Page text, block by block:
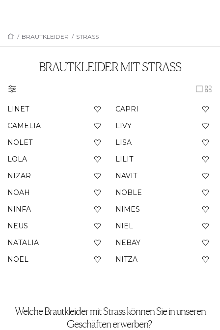
/ BRAUTKLEIDER / STRASS
BRAUTKLEIDER MIT STRASS
LINET
CAPRI
CAMELIA
LIVY
NOLET
LISA
LOLA
LILIT
NIZAR
NAVIT
NOAH
NOBLE
NINFA
NIMES
NEUS
NIEL
NATALIA
NEBAY
NOEL
NITZA
Welche Brautkleider mit Strass können Sie in unseren
Geschäften erwerben?